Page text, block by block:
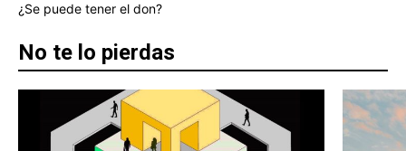
¿Se puede tener el don?
No te lo pierdas